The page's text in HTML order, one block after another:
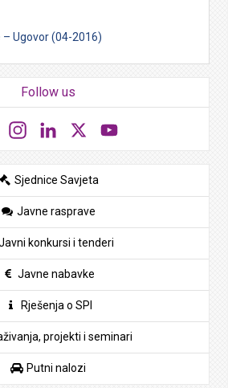
Ugovor (04-2016)
Follow us
FacebookInstagramLinkedIn
Sjednice Savjeta
Javne rasprave
konkursi i tenderi
Javne nabavke
Rješenja o SPI
projekti i seminari
Putni nalozi